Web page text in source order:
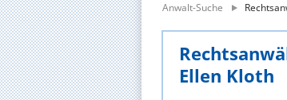
Anwalt-Suche
Ellen Kloth